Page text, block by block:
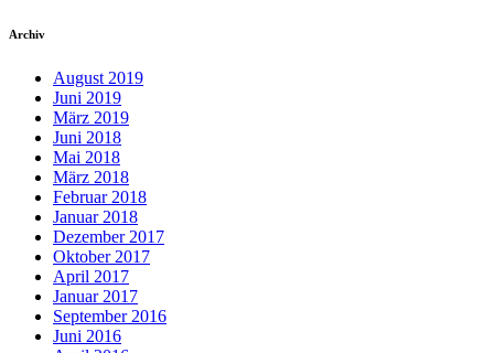
Archiv
August 2019
Juni 2019
März 2019
Juni 2018
Mai 2018
März 2018
Februar 2018
Januar 2018
Dezember 2017
Oktober 2017
April 2017
Januar 2017
September 2016
Juni 2016